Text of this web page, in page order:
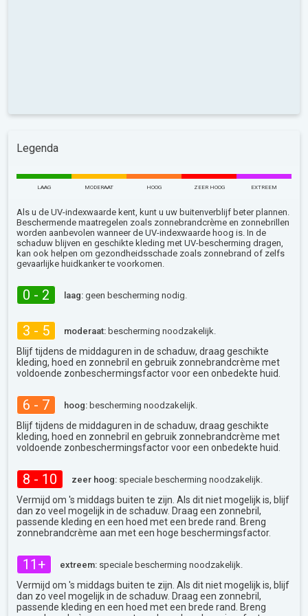
Legenda
LAAG MODERAAT HOOG ZEER HOOG EXTREEM
Als u de UV-indexwaarde kent, kunt u uw buitenverblijf beter plannen.
Beschermende maatregelen zoals zonnebrandcrème en zonnebrillen
worden aanbevolen wanneer de UV-indexwaarde hoog is. In de
schaduw blijven en geschikte kleding met UV-bescherming dragen,
kan ook helpen om gezondheidsschade zoals zonnebrand of zelfs
gevaarlijke huidkanker te voorkomen.
0 - 2 laag: geen bescherming nodig.
3 - 5 moderaat: bescherming noodzakelijk.
Blijf tijdens de middaguren in de schaduw, draag geschikte
kleding, hoed en zonnebril en gebruik zonnebrandcrème met
voldoende zonbeschermingsfactor voor een onbedekte huid.
6 - 7 hoog: bescherming noodzakelijk.
Blijf tijdens de middaguren in de schaduw, draag geschikte
kleding, hoed en zonnebril en gebruik zonnebrandcrème met
voldoende zonbeschermingsfactor voor een onbedekte huid.
8 - 10 zeer hoog: speciale bescherming noodzakelijk.
Vermijd om 's middags buiten te zijn. Als dit niet mogelijk is, blijf
dan zo veel mogelijk in de schaduw. Draag een zonnebril,
passende kleding en een hoed met een brede rand. Breng
zonnebrandcrème aan met een hoge beschermingsfactor.
11+ extreem: speciale bescherming noodzakelijk.
Vermijd om 's middags buiten te zijn. Als dit niet mogelijk is, blijf
dan zo veel mogelijk in de schaduw. Draag een zonnebril,
passende kleding en een hoed met een brede rand. Breng